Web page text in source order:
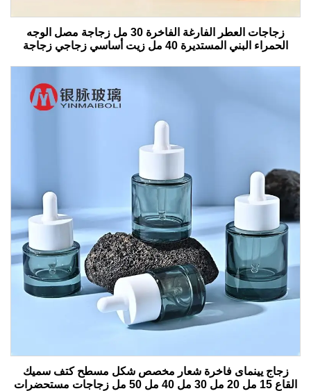
زجاجات العطر الفارغة الفاخرة 30 مل زجاجة مصل الوجه
الحمراء البني المستديرة 40 مل زيت أساسي زجاجي زجاجة
زجاج يينماى فاخرة شعار مخصص شكل مسطح كتف سميك
القاع 15 مل 20 مل 30 مل 40 مل 50 مل زجاجات مستحضرات